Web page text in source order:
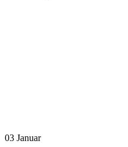
03 Januar